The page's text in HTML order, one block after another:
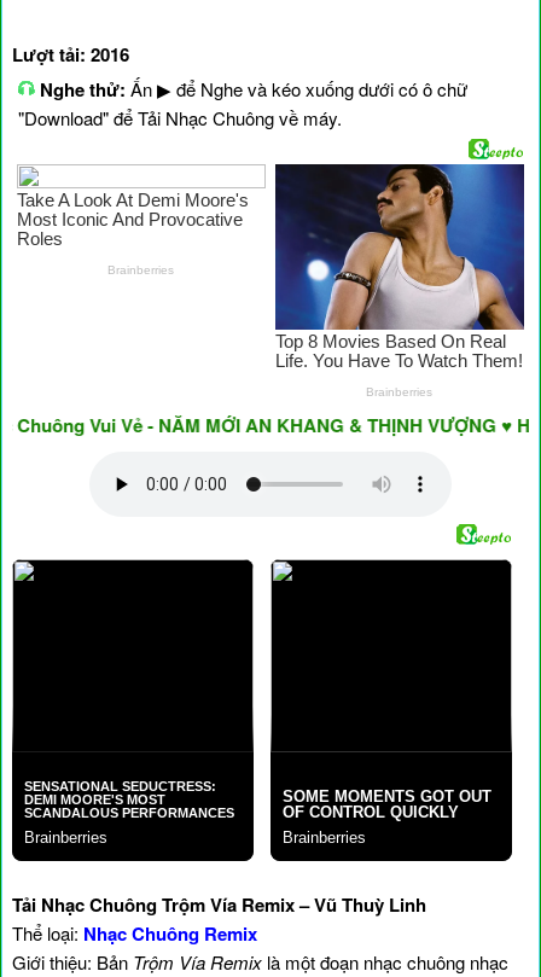
Lượt tải: 2016
Nghe thử: Ấn ▶ để Nghe và kéo xuống dưới có ô chữ
"Download" để Tải Nhạc Chuông về máy.
Vui Vẻ - NĂM MỚI AN KHANG & THỊNH VƯỢNG ♥ Have A
Tải Nhạc Chuông Trộm Vía Remix – Vũ Thuỳ Linh
Thể loại: Nhạc Chuông Remix
Giới thiệu: Bản Trộm Vía Remix là một đoạn nhạc chuông nhạc